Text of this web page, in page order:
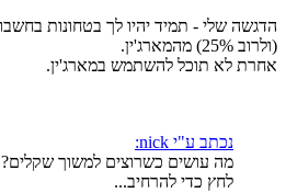
(ולרוב 25%) מהמארג'ין.
אחרת לא תוכל להשתמש במארג'ין.
נכתב ע"י nick:
מה עושים כשרוצים למשוך שקלים?
לחץ כדי להרחיב...